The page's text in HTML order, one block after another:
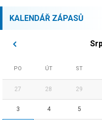
KALENDÁŘ ZÁPASŮ
PO ÚT ST
27 28 29
3 4 5